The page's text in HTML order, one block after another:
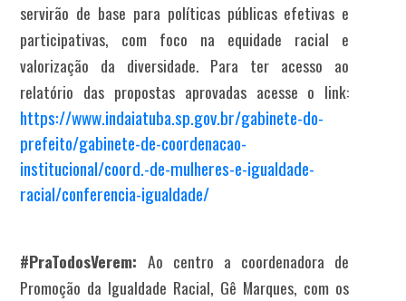
servirão de base para políticas públicas efetivas e
participativas, com foco na equidade racial e
valorização da diversidade. Para ter acesso ao
relatório das propostas aprovadas acesse o link:
https://www.indaiatuba.sp.gov.br/gabinete-do-
prefeito/gabinete-de-coordenacao-
institucional/coord.-de-mulheres-e-igualdade-
racial/conferencia-igualdade/
#PraTodosVerem: Ao centro a coordenadora de
Promoção da Igualdade Racial, Gê Marques, com os